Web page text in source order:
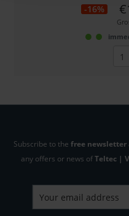
-16%
Subscribe to the free newsletter
any offers or news ofTeltec |